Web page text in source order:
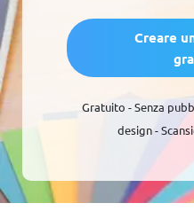
Creare
Gratuito - Senza
design -